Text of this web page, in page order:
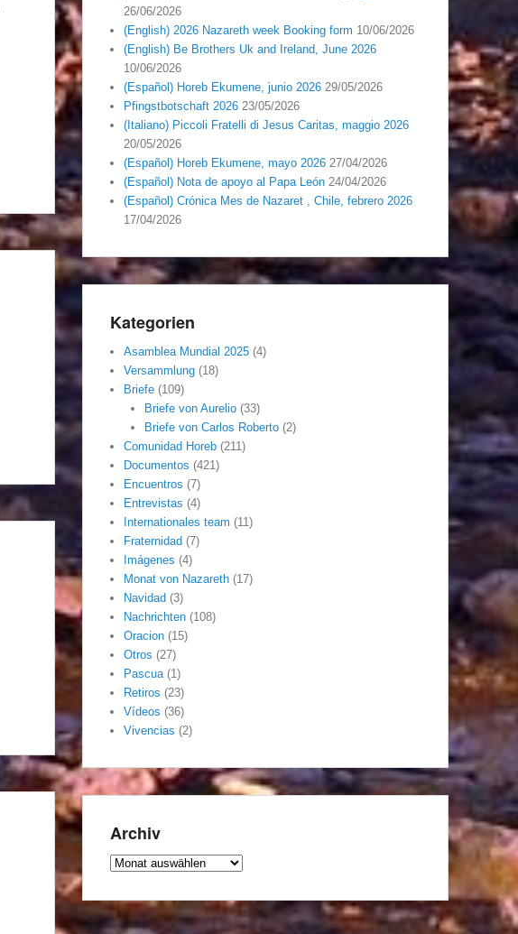
26/06/2026
(English) 2026 Nazareth week Booking form 10/06/2026
(English) Be Brothers Uk and Ireland, June 2026
10/06/2026
(Español) Horeb Ekumene, junio 2026 29/05/2026
Pfingstbotschaft 2026 23/05/2026
(Italiano) Piccoli Fratelli di Jesus Caritas, maggio 2026
20/05/2026
(Español) Horeb Ekumene, mayo 2026 27/04/2026
(Español) Nota de apoyo al Papa León 24/04/2026
(Español) Crónica Mes de Nazaret , Chile, febrero 2026
17/04/2026
Kategorien
Asamblea Mundial 2025 (4)
Versammlung (18)
Briefe (109)
Briefe von Aurelio(33)
Briefe von Carlos Roberto(2)
Comunidad Horeb (211)
Documentos (421)
Encuentros (7)
Entrevistas (4)
Internationales team (11)
Fraternidad (7)
Imágenes (4)
Monat von Nazareth (17)
Navidad (3)
Nachrichten (108)
Oracion (15)
Otros (27)
Pascua(1)
Retiros (23)
Vídeos (36)
Vivencias (2)
Archiv
Archiv